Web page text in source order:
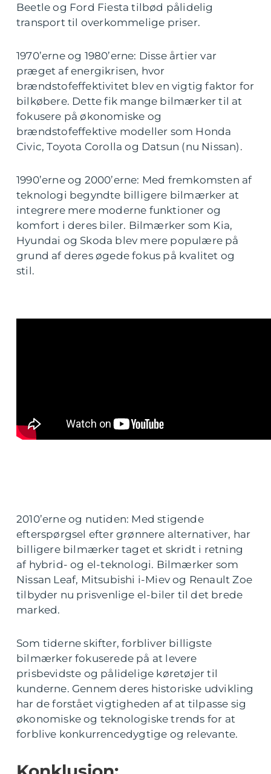
Beetle og Ford Fiesta tilbød pålidelig
transport til overkommelige priser.
1970’erne og 1980’erne: Disse årtier var
præget af energikrisen, hvor
brændstofeffektivitet blev en vigtig faktor for
bilkøbere. Dette fik mange bilmærker til at
fokusere på økonomiske og
brændstofeffektive modeller som Honda
Civic, Toyota Corolla og Datsun (nu Nissan).
1990’erne og 2000’erne: Med fremkomsten af
teknologi begyndte billigere bilmærker at
integrere mere moderne funktioner og
komfort i deres biler. Bilmærker som Kia,
Hyundai og Skoda blev mere populære på
grund af deres øgede fokus på kvalitet og
stil.
2010’erne og nutiden: Med stigende
efterspørgsel efter grønnere alternativer, har
billigere bilmærker taget et skridt i retning
af hybrid- og el-teknologi. Bilmærker som
Nissan Leaf, Mitsubishi i-Miev og Renault Zoe
tilbyder nu prisvenlige el-biler til det brede
marked.
Som tiderne skifter, forbliver billigste
bilmærker fokuserede på at levere
prisbevidste og pålidelige køretøjer til
kunderne. Gennem deres historiske udvikling
har de forstået vigtigheden af at tilpasse sig
økonomiske og teknologiske trends for at
forblive konkurrencedygtige og relevante.